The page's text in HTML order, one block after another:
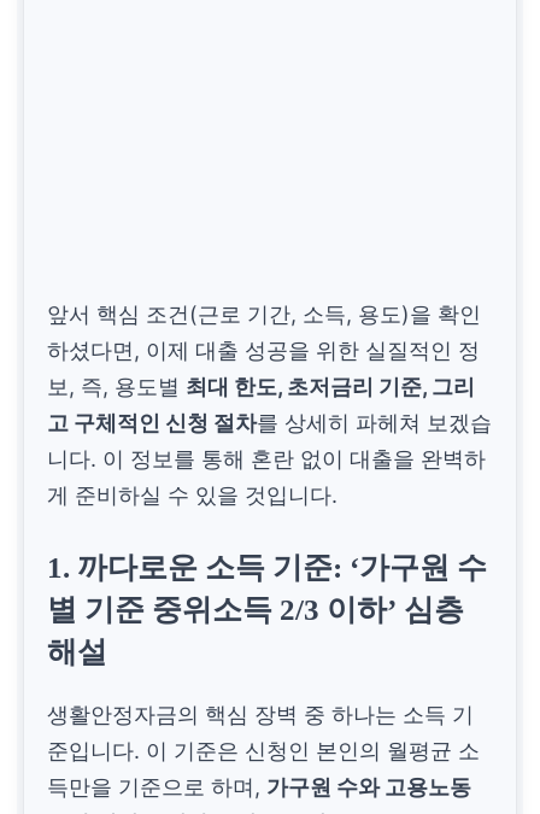
앞서 핵심 조건(근로 기간, 소득, 용도)을 확인
하셨다면, 이제 대출 성공을 위한 실질적인 정
보, 즉, 용도별 최대 한도, 초저금리 기준, 그리
고 구체적인 신청 절차를 상세히 파헤쳐 보겠습
니다. 이 정보를 통해 혼란 없이 대출을 완벽하
게 준비하실 수 있을 것입니다.
1. 까다로운 소득 기준: ‘가구원 수
별 기준 중위소득 2/3 이하’ 심층
해설
생활안정자금의 핵심 장벽 중 하나는 소득 기
준입니다. 이 기준은 신청인 본인의 월평균 소
득만을 기준으로 하며, 가구원 수와 고용노동